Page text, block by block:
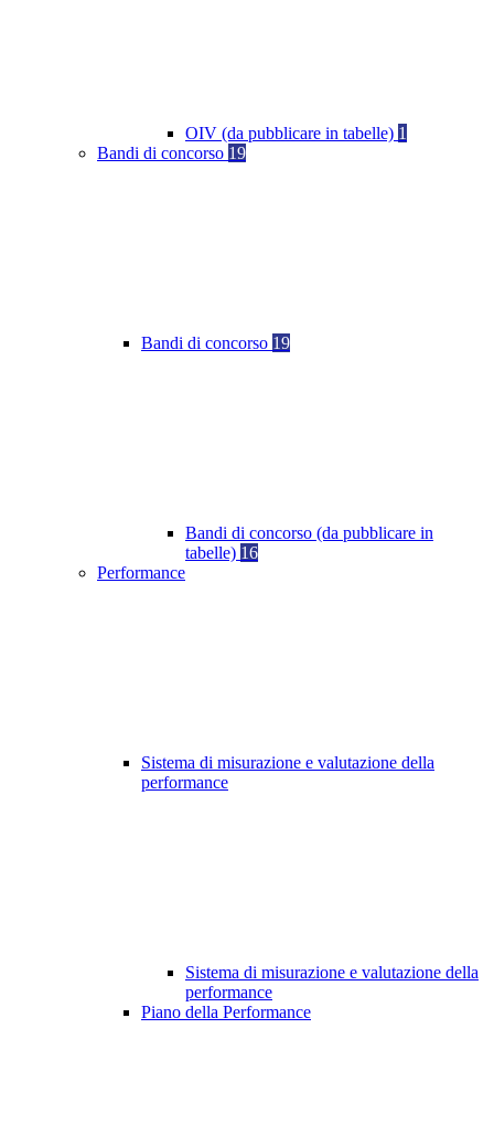
OIV (da pubblicare in tabelle) 1
Bandi di concorso 19
Bandi di concorso 19
Bandi di concorso (da pubblicare in
tabelle) 16
Performance
Sistema di misurazione e valutazione della
performance
Sistema di misurazione e valutazione della
performance
Piano della Performance